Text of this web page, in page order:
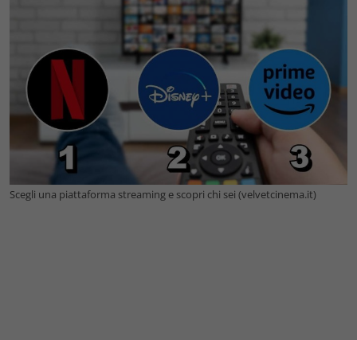
Scegli una piattaforma streaming e scopri chi sei (velvetcinema.it)